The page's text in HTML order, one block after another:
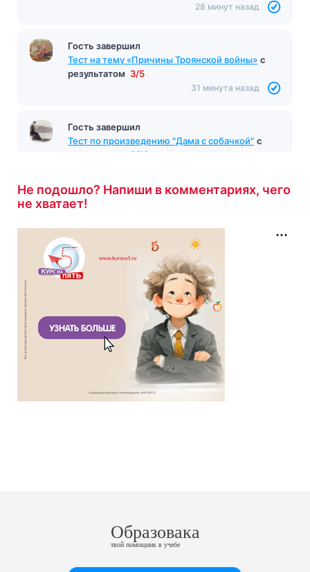
Гость завершил
Тест на тему «Причины Троянской войны»
Гость завершил
33 минуты назад
Не подошло? Напиши в комментариях, чего
не хватает!
Образовака
твой помощник в учебе